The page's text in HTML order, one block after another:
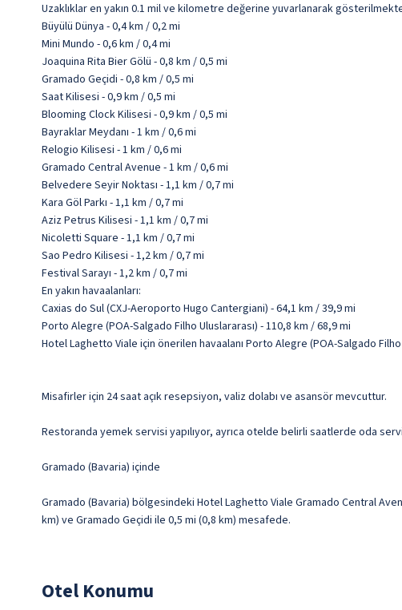
Uzaklıklar en yakın 0.1 mil ve kilometre değerine yuvarlanarak
Büyülü Dünya - 0,4 km / 0,2 mi
Mini Mundo - 0,6 km / 0,4 mi
Joaquina Rita Bier Gölü - 0,8 km / 0,5 mi
Gramado Geçidi - 0,8 km / 0,5 mi
Saat Kilisesi - 0,9 km / 0,5 mi
Blooming Clock Kilisesi - 0,9 km / 0,5 mi
Bayraklar Meydanı - 1 km / 0,6 mi
Relogio Kilisesi - 1 km / 0,6 mi
Gramado Central Avenue - 1 km / 0,6 mi
Belvedere Seyir Noktası - 1,1 km / 0,7 mi
Kara Göl Parkı - 1,1 km / 0,7 mi
Aziz Petrus Kilisesi - 1,1 km / 0,7 mi
Nicoletti Square - 1,1 km / 0,7 mi
Sao Pedro Kilisesi - 1,2 km / 0,7 mi
Festival Sarayı - 1,2 km / 0,7 mi
En yakın havaalanları:
Caxias do Sul (CXJ-Aeroporto Hugo Cantergiani) - 64,1 km / 39,9 mi
Porto Alegre (POA-Salgado Filho Uluslararası) - 110,8 km / 68,9 mi
Hotel Laghetto Viale için önerilen havaalanı Porto Alegre (POA-Salgado Filho
Misafirler için 24 saat açık resepsiyon, valiz dolabı ve asansör mevcuttur.
Restoranda yemek servisi yapılıyor, ayrıca otelde belirli saatlerde oda
Gramado (Bavaria) içinde
Gramado (Bavaria) bölgesindeki Hotel Laghetto Viale Gramado Central
km) ve Gramado Geçidi ile 0,5 mi (0,8 km) mesafede.
Otel Konumu